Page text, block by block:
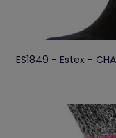
ES1849 - Estex -